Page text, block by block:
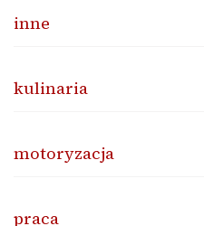
inne
kulinaria
motoryzacja
praca